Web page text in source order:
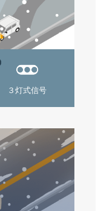
３灯式信号